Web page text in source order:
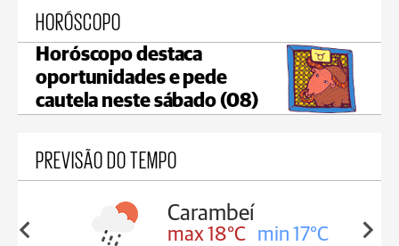
HORÓSCOPO
Horóscopo destaca
oportunidades e pede
cautela neste sábado (08)
PREVISÃO DO TEMPO
18°C
Carambeí
max 18°C min 17°C